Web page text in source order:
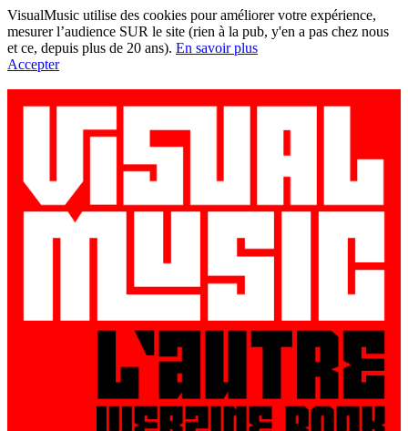
VisualMusic utilise des cookies pour améliorer votre expérience,
mesurer l’audience SUR le site (rien à la pub, y'en a pas chez nous
et ce, depuis plus de 20 ans). En savoir plus
Accepter